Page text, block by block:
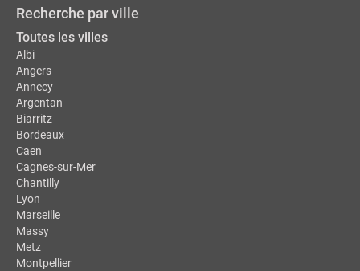
Recherche par ville
Toutes les villes
Albi
Angers
Annecy
Argentan
Biarritz
Bordeaux
Caen
Cagnes-sur-Mer
Chantilly
Lyon
Marseille
Massy
Metz
Montpellier